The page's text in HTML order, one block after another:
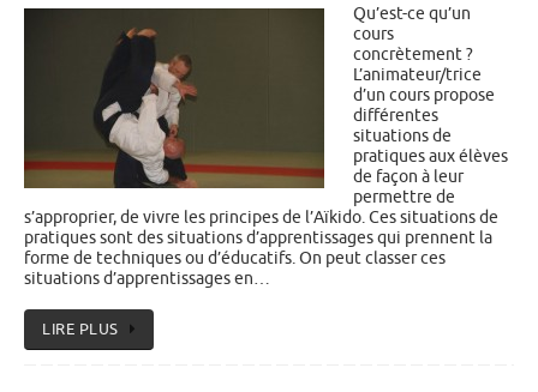
Qu’est-ce qu’un
cours
concrètement ?
L’animateur/trice
d’un cours propose
différentes
situations de
pratiques aux élèves
de façon à leur
permettre de
s’approprier, de vivre les principes de l’Aïkido. Ces situations de
pratiques sont des situations d’apprentissages qui prennent la
forme de techniques ou d’éducatifs. On peut classer ces
situations d’apprentissages en…
LIRE PLUS